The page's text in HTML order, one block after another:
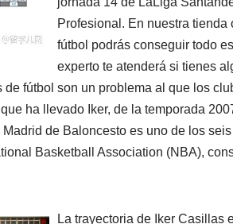
Profesional. En nuestra
fútbol podrás conseguir todo
experto te atenderá si tienes
fútbol son un problema al que los
ha llevado Iker, de la temporada
de Baloncesto es uno de los
Basketball Association (NBA),
La trayectoria de Iker Casillas